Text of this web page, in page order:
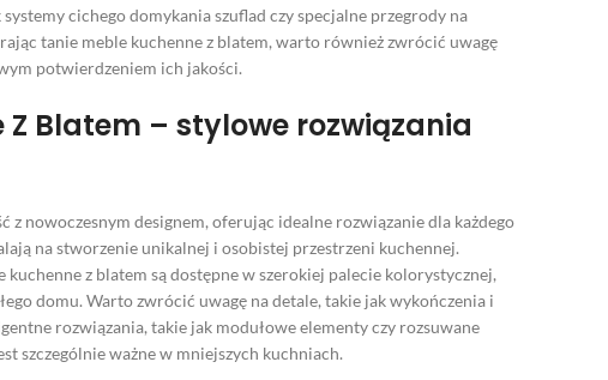
cichego domykania szuflad czy specjalne przegrody na
tanie meble kuchenne z blatem, warto również zwrócić uwagę
potwierdzeniem ich jakości.
Blatem – stylowe rozwiązania
z nowoczesnym designem, oferując idealne rozwiązanie dla każdego
na stworzenie unikalnej i osobistej przestrzeni kuchennej.
z blatem są dostępne w szerokiej palecie kolorystycznej,
domu. Warto zwrócić uwagę na detale, takie jak wykończenia i
rozwiązania, takie jak modułowe elementy czy rozsuwane
szczególnie ważne w mniejszych kuchniach.